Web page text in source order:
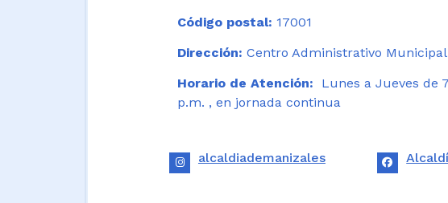
Código postal: 17001
Dirección: Centro Administrativo Municipal
Horario de Atención: Lunes a Jueves de
p.m. , en jornada continua
alcaldiademanizales